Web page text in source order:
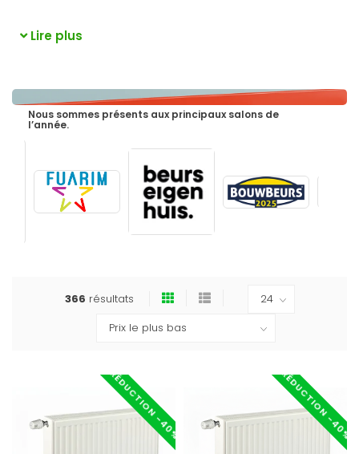
Lire plus
Nous sommes présents aux principaux salons de
l’année.
366 résultats
RÉDUCTION -40% RÉDUCTION -40%